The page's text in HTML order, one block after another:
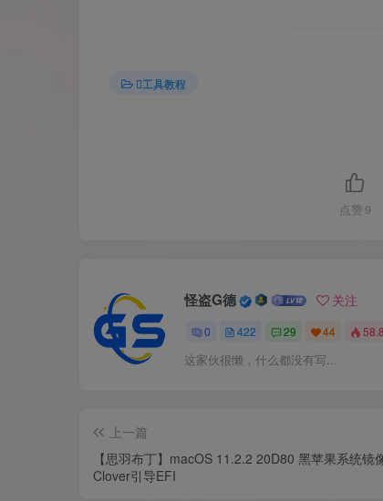
工具教程
点赞 9
怪盗G德 关注
0 422 29 44
这家伙很懒，什么都没有写...
上一篇
【思羽布丁】macOS 11.2.2 20D80 黑苹果系统镜
Clover引导EFI